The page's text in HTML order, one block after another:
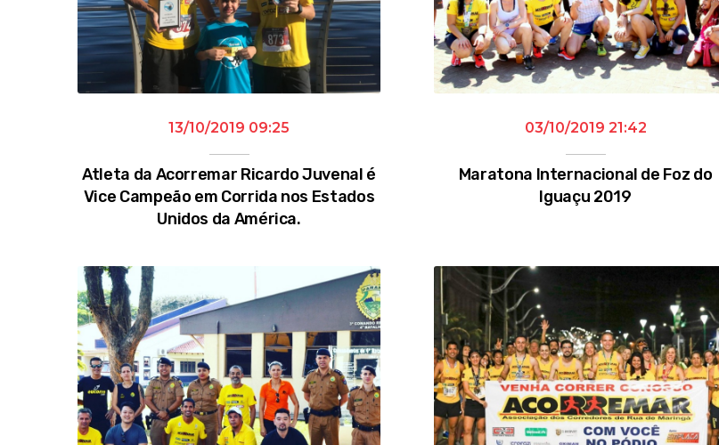
13/10/2019 09:25
Atleta da Acorremar Ricardo Juvenal é
Vice Campeão em Corrida nos Estados
Unidos da América.
03/10/2019 21:42
Maratona Internacional de Foz do
Iguaçu 2019